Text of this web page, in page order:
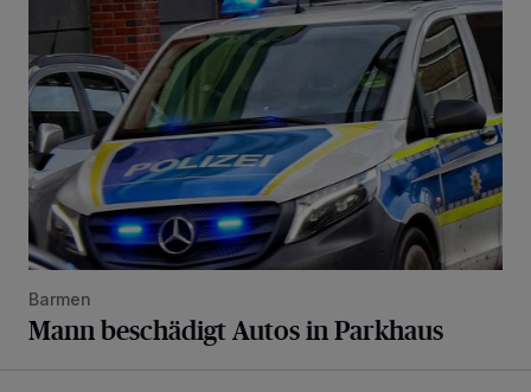
Barmen
Mann beschädigt Autos in Parkhaus